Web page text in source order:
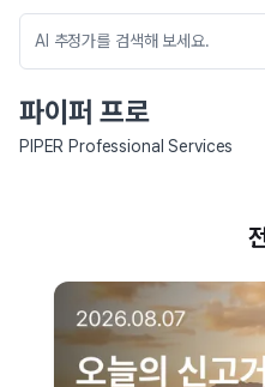
파이퍼 프로
PIPER Professional Services